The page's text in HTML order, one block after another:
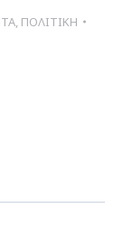
, ΠΟΛΙΤΙΚΗ